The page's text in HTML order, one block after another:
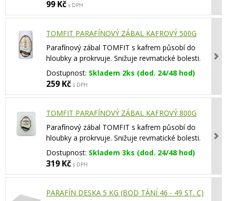
99 Kč s DPH
TOMFIT PARAFÍNOVÝ ZÁBAL KAFROVÝ 500G
Parafínový zábal TOMFIT s kafrem působí do
hloubky a prokrvuje. Snižuje revmatické bolesti.
Dostupnost: Skladem 2ks (dod. 24/48 hod)
259 Kč s DPH
TOMFIT PARAFÍNOVÝ ZÁBAL KAFROVÝ 800G
Parafínový zábal TOMFIT s kafrem působí do
hloubky a prokrvuje. Snižuje revmatické bolesti.
Dostupnost: Skladem 3ks (dod. 24/48 hod)
319 Kč s DPH
PARAFÍN DESKA 5 KG (BOD TÁNÍ 46 - 49 ST. C)